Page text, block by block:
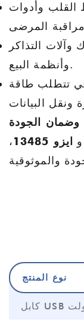
وأدوات
وآلات التذاكر
وأنظمة البيع.
تتطلب طاقة
ايزو 13485
،
نوع المنتج